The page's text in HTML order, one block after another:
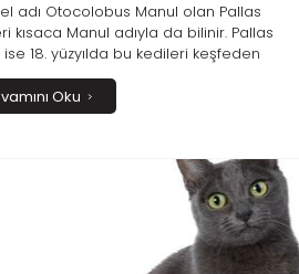
adı Otocolobus Manul olan Pallas
kısaca Manul adıyla da bilinir. Pallas
ise 18. yüzyılda bu kedileri keşfeden
doğa bilimci Peter Simon Pallas’tan
Rusya ile Çin arasında kalan Orta
geniş bir yayılım alanları
yaşamlarını sürdürürler. Pallas kedileri
kedilerdir ve türleri tehlike altındadır.
koruma altına alınan bu vahşi
ilgili 2016 yılında türlerinin yok
engellemek adına da çalışmalar
Oku